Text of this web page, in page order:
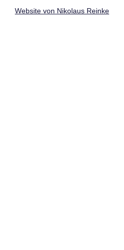
Website von Nikolaus Reinke